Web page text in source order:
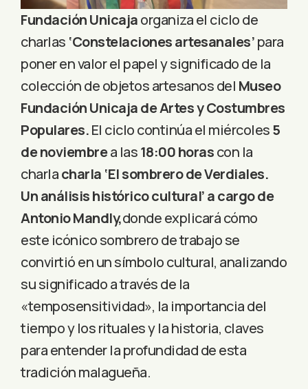
Fundación Unicajaorganiza el ciclo de
charlas ‘Constelaciones artesanales’para
poner en valor el papel y significado de la
colección de objetos artesanos del Museo
Fundación Unicaja de Artes y Costumbres
Populares.El ciclo continúa el miércoles5
de noviembrea las18:00 horascon la
charlacharla ‘El sombrero de Verdiales.
Un análisis histórico cultural’ a cargo de
Antonio Mandly,donde explicará cómo
este icónico sombrero de trabajo se
convirtió en un símbolo cultural, analizando
su significado a través de la
«temposensitividad», la importancia del
tiempo y los rituales y la historia, claves
para entender la profundidad de esta
tradición malagueña.